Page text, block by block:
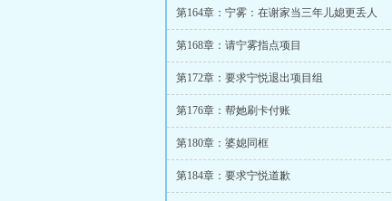
第164章：宁雾：在谢家当三年儿媳更丢人
第168章：请宁雾指点项目
第172章：要求宁悦退出项目组
第176章：帮她刷卡付账
第180章：婆媳同框
第184章：要求宁悦道歉